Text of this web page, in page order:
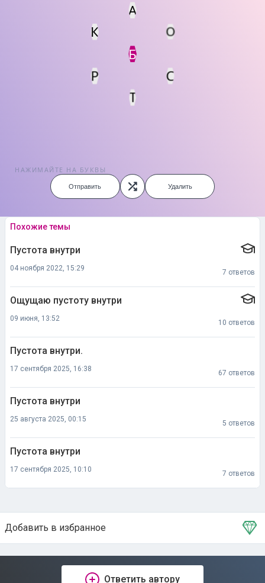
Мин. кол-во очков
Б
А
К
О
Р
С
Т
НАЖИМАЙТЕ НА БУКВЫ
Отправить Удалить
Похожие темы
Пустота внутри
04 ноября 2022, 15:29
7 ответов
Ощущаю пустоту внутри
09 июня, 13:52
10 ответов
Пустота внутри.
17 сентября 2025, 16:38
67 ответов
Пустота внутри
25 августа 2025, 00:15
5 ответов
Пустота внутри
17 сентября 2025, 10:10
7 ответов
Добавить в избранное
Тема в избранном
Ответить автору